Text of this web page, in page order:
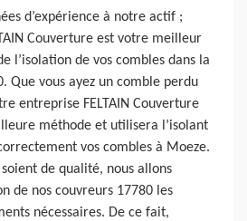
d’expérience à notre actif ;
Couverture est votre meilleur
l’isolation de vos combles dans la
Que vous ayez un comble perdu
entreprise FELTAIN Couverture
méthode et utilisera l’isolant
vos combles à Moeze.
de qualité, nous allons
de nos couvreurs 17780 les
nécessaires. De ce fait,